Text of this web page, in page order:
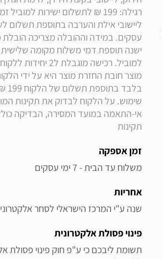
תקינות
זמן אספקה
משלוח עד הבית - 7 ימי עסקים
אחריות
שנה ע"י המרכז הישראלי לסחר אלקטרוני
פינוי פסולת אלקטרונית